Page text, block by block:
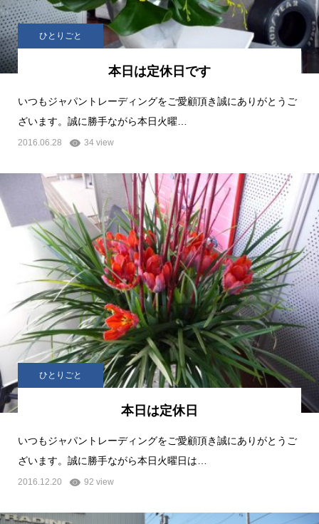
ひとりごと
本日は定休日です
いつもジャパントレーディングをご愛顧頂き誠にありがとうご
ざいます。誠に勝手ながら本日火曜…
2016.06.28 34 view
ひとりごと
本日は定休日
いつもジャパントレーディングをご愛顧頂き誠にありがとうご
ざいます。誠に勝手ながら本日火曜日は…
2016.12.20 92 view